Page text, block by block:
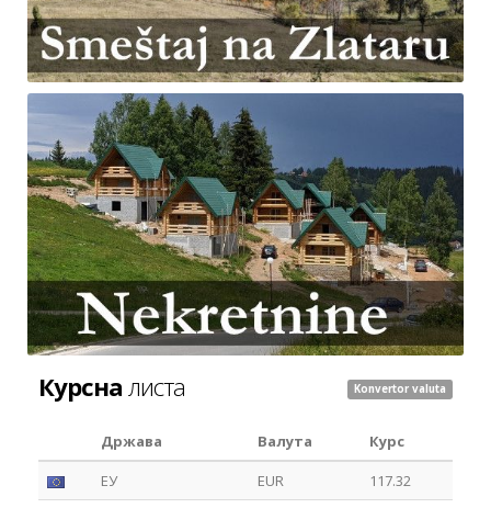
Курсна листа Konvertor valuta
Држава Валута
Курс
ЕУ
EUR
117.32